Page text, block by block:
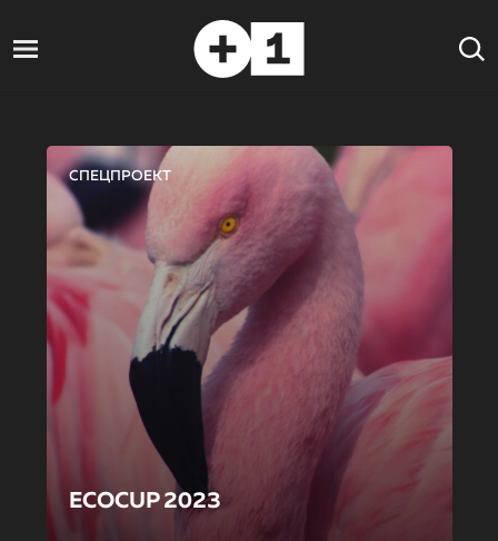
СПЕЦПРОЕКТ
ECOCUP 2023